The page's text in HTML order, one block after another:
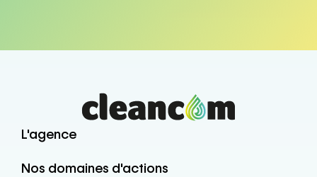
L'agence
Nos domaines d'actions